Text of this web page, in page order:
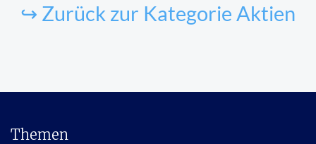
↪ Zurück zur Kategorie Aktien
Themen